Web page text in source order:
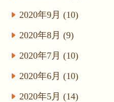
2020年9月 (10)
2020年8月 (9)
2020年7月 (10)
2020年6月 (10)
2020年5月 (14)